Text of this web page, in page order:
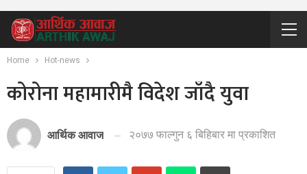
Home Hot-news
कोरोना महामारीमै विदेश जाँदै युवा
आर्थिक आवाज २०७७ फाल्गुन ६ बिहिबार मा प्रकाशित